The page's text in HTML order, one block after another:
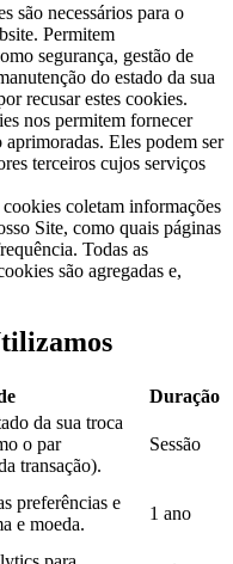
são necessários para o
Permitem
segurança, gestão de
do estado da sua
recusar estes cookies.
nos permitem fornecer
Eles podem ser
terceiros cujos serviços
cookies coletam informações
Site, como quais páginas
Todas as
são agregadas e,
Duração
da sua troca
o par
transação).
Sessão
preferências e
e moeda.
1 ano